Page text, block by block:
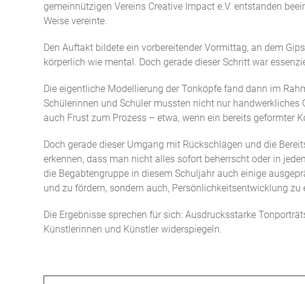
gemeinnützigen Vereins Creative Impact e.V. entstanden
Weise vereinte.
Den Auftakt bildete ein vorbereitender Vormittag, an dem
körperlich wie mental. Doch gerade dieser Schritt war
Die eigentliche Modellierung der Tonköpfe fand dann im
Schülerinnen und Schüler mussten nicht nur
auch Frust zum Prozess – etwa, wenn ein bereits geformter
Doch gerade dieser Umgang mit Rückschlägen und die
erkennen, dass man nicht alles sofort beherrscht oder in
die Begabtengruppe in diesem Schuljahr auch einige
und zu fördern, sondern auch, Persönlichkeitsentwicklung zu
Die Ergebnisse sprechen für sich: Ausdrucksstarke
Künstlerinnen und Künstler widerspiegeln.